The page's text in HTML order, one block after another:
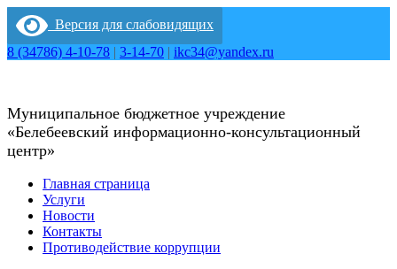
Перейти
содержимому
Версия для слабовидящих
8 (34786) 4-10-78 | 3-14-70 | ikc34@yandex.ru
Муниципальное бюджетное учреждение
«Белебеевский информационно-консультационный
центр»
Главная страница
Услуги
Новости
Контакты
Противодействие коррупции